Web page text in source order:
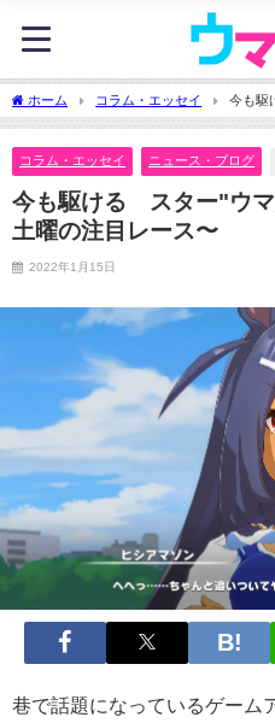
ホーム コラム・エッセイ
今も駆
土曜の注目レース〜
コラム・エッセイ ニュース・ブログ
今も駆ける スター"ウ
土曜の注目レース〜
2022年1月15日
巷で話題になっているゲー